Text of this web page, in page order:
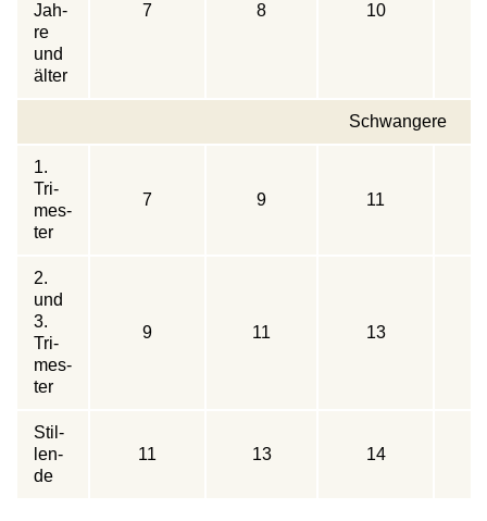
Jah­
re
und
älter
7 8 10
Schwangere
1.
Tri­
mes­
ter
7 9 11
2.
und
3.
Tri­
mes­
ter
9 11 13
Stil­
len­
de
11 13 14